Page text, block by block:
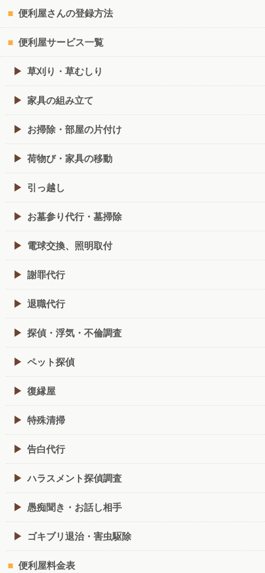
便利屋さんの登録方法
便利屋サービス一覧
草刈り・草むしり
家具の組み立て
お掃除・部屋の片付け
荷物び・家具の移動
引っ越し
お墓参り代行・墓掃除
電球交換、照明取付
謝罪代行
退職代行
探偵・浮気・不倫調査
ペット探偵
復縁屋
特殊清掃
告白代行
ハラスメント探偵調査
愚痴聞き・お話し相手
ゴキブリ退治・害虫駆除
便利屋料金表